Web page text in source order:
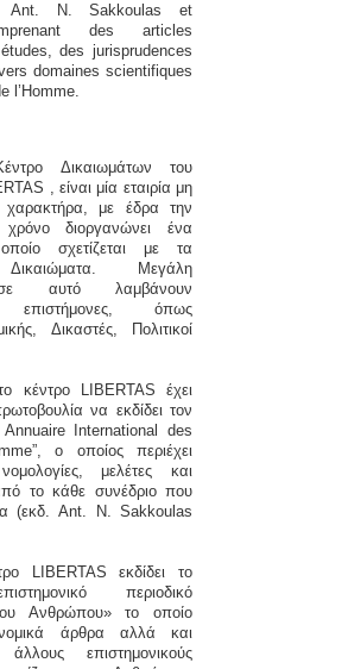
Ant. N. Sakkoulas et
des articles
des jurisprudences
domaines scientifiques
l’Homme.
Δικαιωμάτων του
, είναι μία εταιρία μη
χαρακτήρα, με έδρα την
διοργανώνει ένα
σχετίζεται με τα
Μεγάλη
αυτό λαμβάνουν
επιστήμονες, όπως
Δικαστές, Πολιτικοί
κέντρο LIBERTAS έχει
να εκδίδει τον
Annuaire International des
ο οποίος περιέχει
μελέτες και
από το κάθε συνέδριο που
(εκδ. Ant. N. Sakkoulas
LIBERTAS εκδίδει το
περιοδικό
Ανθρώπου» το οποίο
νομικά άρθρα αλλά και
επιστημονικούς